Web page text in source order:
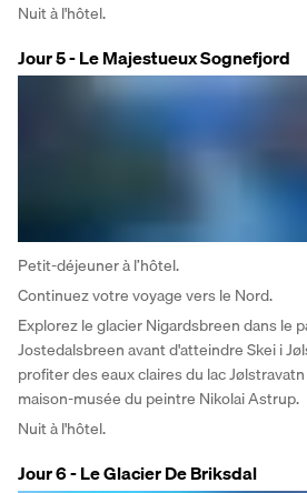
Nuit à l'hôtel.
Jour 5 - Le Majestueux Sognefjord
Petit-déjeuner à l’hôtel.
Continuez votre voyage vers le Nord.
Explorez le glacier Nigardsbreen dans le
Jostedalsbreen avant d'atteindre Skei i
profiter des eaux claires du lac
maison-musée du peintre Nikolai Astrup.
Nuit à l'hôtel.
Jour 6 - Le Glacier De Briksdal